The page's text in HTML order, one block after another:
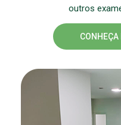
outros